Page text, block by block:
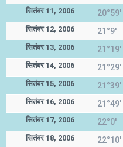
सितंबर 11, 2006 20°59'
सितंबर 12, 2006 21°9'
सितंबर 13, 2006 21°19'
सितंबर 14, 2006 21°29'
सितंबर 15, 2006 21°39'
सितंबर 16, 2006 21°49'
सितंबर 17, 2006 22°0'
सितंबर 18, 2006 22°10'